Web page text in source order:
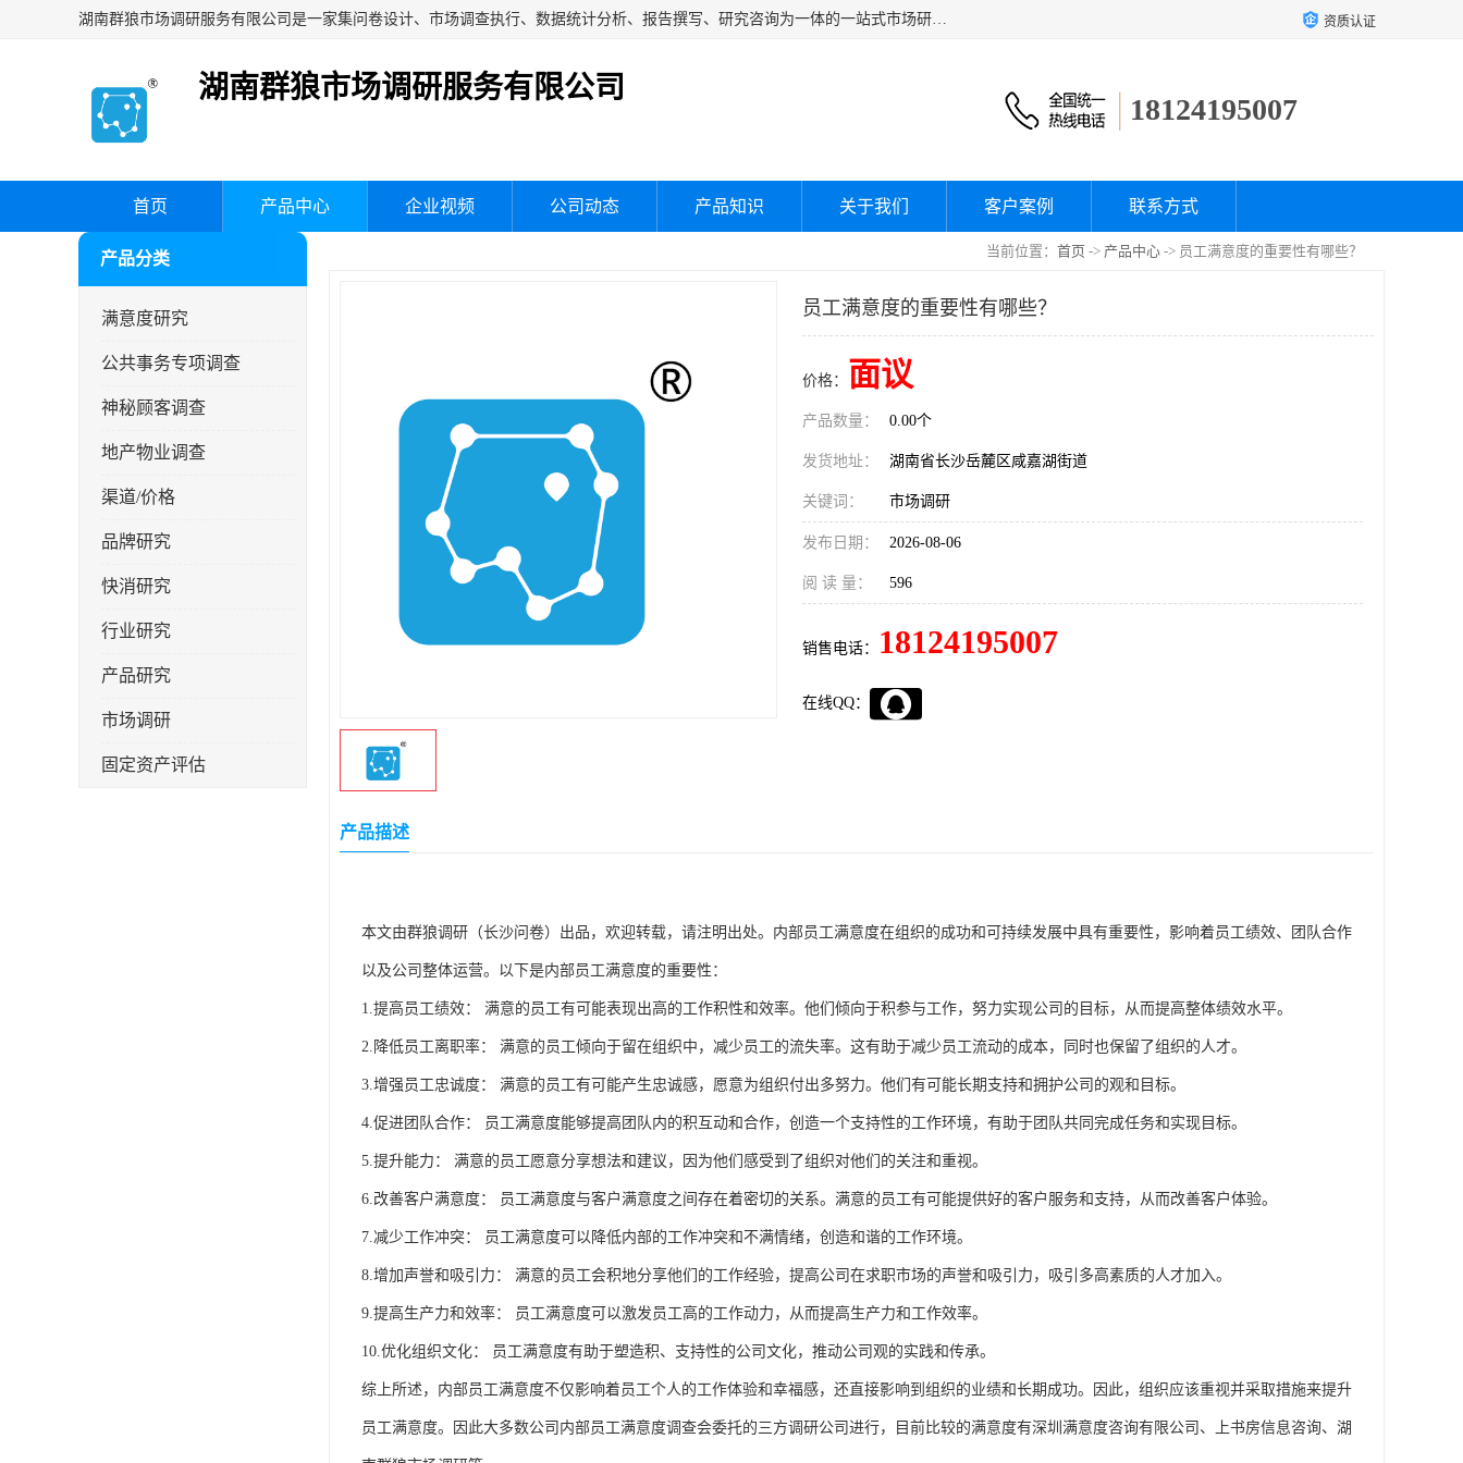
湖南群狼市场调研服务有限公司是一家集问卷设计、市场调查执行、数据统计分析、报告撰写、研究咨询为一体的一站式市场研究服务机构，主要服务：市场调研、三方评估、满意度研究、快消研究、地产物业调查、品牌研究、神秘顾客调查、行业研究、产品研究、公共事务专项调查等。 资质认证
湖南群狼市场调研服务有限公司
18124195007
首页 产品中心 企业视频 公司动态 产品知识 关于我们 客户案例 联系方式
当前位置： 首页 -> 产品中心 -> 员工满意度的重要性有哪些？
产品分类
满意度研究
公共事务专项调查
神秘顾客调查
地产物业调查
渠道/价格
品牌研究
快消研究
行业研究
产品研究
市场调研
固定资产评估
员工满意度的重要性有哪些？
价格： 面议
产品数量： 0.00个
发货地址： 湖南省长沙岳麓区咸嘉湖街道
关键词： 市场调研
发布日期： 2026-08-06
阅 读 量： 596
销售电话： 18124195007
在线QQ：
产品描述
本文由群狼调研（长沙问卷）出品，欢迎转载，请注明出处。内部员工满意度在组织的成功和可持续发展中具有重要性，影响着员工绩效、团队合作
以及公司整体运营。以下是内部员工满意度的重要性：
1.提高员工绩效： 满意的员工有可能表现出高的工作积性和效率。他们倾向于积参与工作，努力实现公司的目标，从而提高整体绩效水平。
2.降低员工离职率： 满意的员工倾向于留在组织中，减少员工的流失率。这有助于减少员工流动的成本，同时也保留了组织的人才。
3.增强员工忠诚度： 满意的员工有可能产生忠诚感，愿意为组织付出多努力。他们有可能长期支持和拥护公司的观和目标。
4.促进团队合作： 员工满意度能够提高团队内的积互动和合作，创造一个支持性的工作环境，有助于团队共同完成任务和实现目标。
5.提升能力： 满意的员工愿意分享想法和建议，因为他们感受到了组织对他们的关注和重视。
6.改善客户满意度： 员工满意度与客户满意度之间存在着密切的关系。满意的员工有可能提供好的客户服务和支持，从而改善客户体验。
7.减少工作冲突： 员工满意度可以降低内部的工作冲突和不满情绪，创造和谐的工作环境。
8.增加声誉和吸引力： 满意的员工会积地分享他们的工作经验，提高公司在求职市场的声誉和吸引力，吸引多高素质的人才加入。
9.提高生产力和效率： 员工满意度可以激发员工高的工作动力，从而提高生产力和工作效率。
10.优化组织文化： 员工满意度有助于塑造积、支持性的公司文化，推动公司观的实践和传承。
综上所述，内部员工满意度不仅影响着员工个人的工作体验和幸福感，还直接影响到组织的业绩和长期成功。因此，组织应该重视并采取措施来提升
员工满意度。因此大多数公司内部员工满意度调查会委托的三方调研公司进行，目前比较的满意度有深圳满意度咨询有限公司、上书房信息咨询、湖